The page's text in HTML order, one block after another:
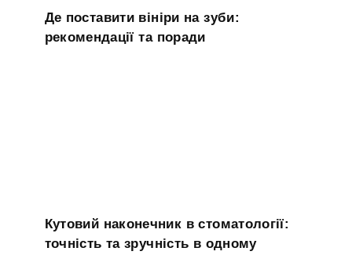
Де поставити вініри на зуби:
рекомендації та поради
Кутовий наконечник в стоматології:
точність та зручність в одному